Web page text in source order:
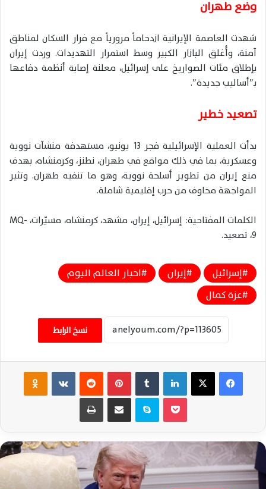
وضع طهران
شهدت العاصمة الإيرانية ازدحاماً مرورياً مع فرار السكان لمناطق
آمنة، وأُغلق البازار الكبير وسط استمرار التهديدات. وردت إيران
بإطلاق مئات الصواريخ على إسرائيل، معلنة إصابة أنظمة دفاعها
بـ”أساليب جديدة”.
تصعيد خطير
بدأت العملية الإسرائيلية فجر 13 يونيو، مستهدفة منشآت نووية
وعسكرية، بما في ذلك مواقع في طهران، نطنز، وكرمنشاه، بهدف
منع إيران من تطوير أسلحة نووية، وهو ما تنفيه طهران. وتثير
المواجهة مخاوف من حرب إقليمية شاملة.
الكلمات المفتاحية: إسرائيل، إيران، مشهد، كرمنشاه، مسيّرات، MQ-
9، تصعيد.
إسرائيل إيران
اخبار العالم اليوم
عزة كمال
نسخ الرابط
فيسبوك ‫X لينكدإن بينتيريست ‏VKontakte
سكايب مشاركة عبر البريد طباعة